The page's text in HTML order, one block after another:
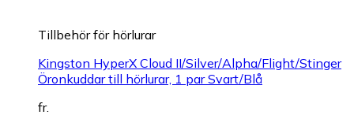
Tillbehör för hörlurar
Kingston HyperX Cloud II/Silver/Alpha/Flight/Stinger
Öronkuddar till hörlurar, 1 par Svart/Blå
fr.